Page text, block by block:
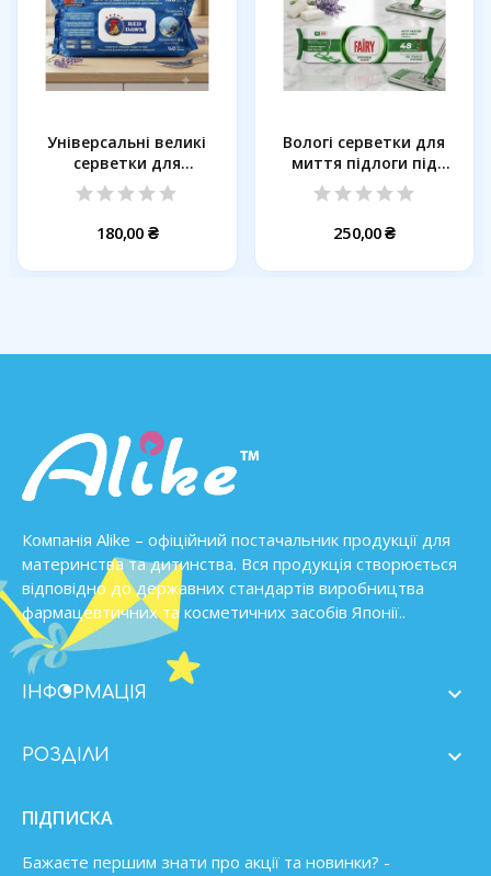
Універсальні великі
серветки для
прибирання RED...
180,00 ₴
Вологі серветки для
миття підлоги під
швабру...
250,00 ₴
Компанія Alike – офіційний постачальник продукції для
материнства та дитинства. Вся продукція створюється
відповідно до державних стандартів виробництва
фармацевтичних та косметичних засобів Японії..
ІНФОРМАЦІЯ 
РОЗДІЛИ 
ПІДПИСКА
Бажаєте першим знати про акції та новинки? -